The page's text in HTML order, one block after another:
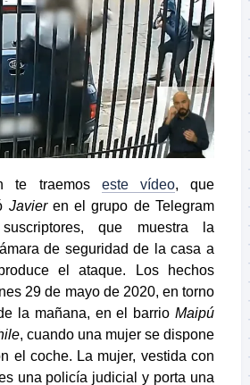
te traemos este vídeo, que
Javieren el grupo de Telegram
que muestra la
de seguridad de la casa a
el ataque. Los hechos
29 de mayo de 2020, en torno
la mañana, en el barrio Maipú
, cuando una mujer se dispone
el coche. La mujer, vestida con
una policía judicial y porta una